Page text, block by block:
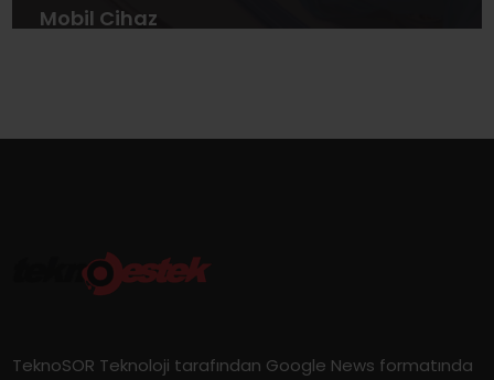
Mobil Cihaz
TeknoSOR Teknoloji tarafından Google News formatında